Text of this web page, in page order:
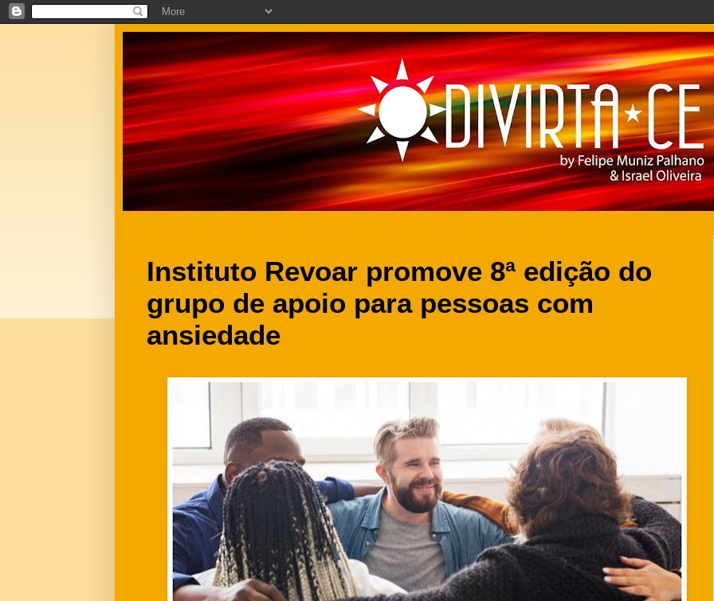
Instituto Revoar promove 8ª edição do
grupo de apoio para pessoas com
ansiedade